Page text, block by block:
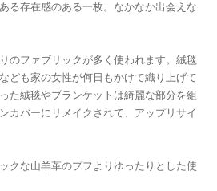
る存在感のある一枚。なかなか出会えな
のファブリックが多く使われます。絨毯
ども家の女性が何日もかけて織り上げて
た絨毯やブランケットは綺麗な部分を組
カバーにリメイクされて、アップリサイ
クな山羊革のプフよりゆったりとした使